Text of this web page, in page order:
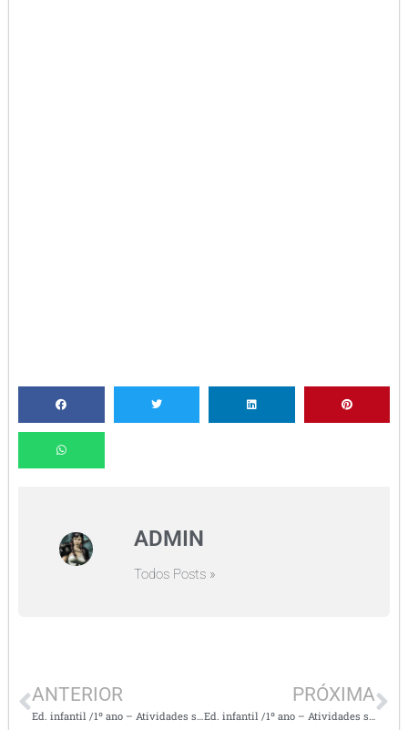
ADMIN
Todos Posts »
ANTERIOR
Ed. infantil /1º ano – Atividades super divertidas – literacia nº 4
PRÓXIMA
Ed. infantil /1º ano – Atividades super divertidas – literacia nº 6